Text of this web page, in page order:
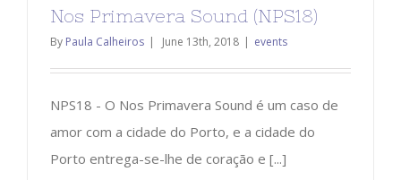
Nos Primavera Sound (NPS18)
By Paula Calheiros | June 13th, 2018 | events
NPS18 - O Nos Primavera Sound é um caso de
amor com a cidade do Porto, e a cidade do
Porto entrega-se-lhe de coração e [...]